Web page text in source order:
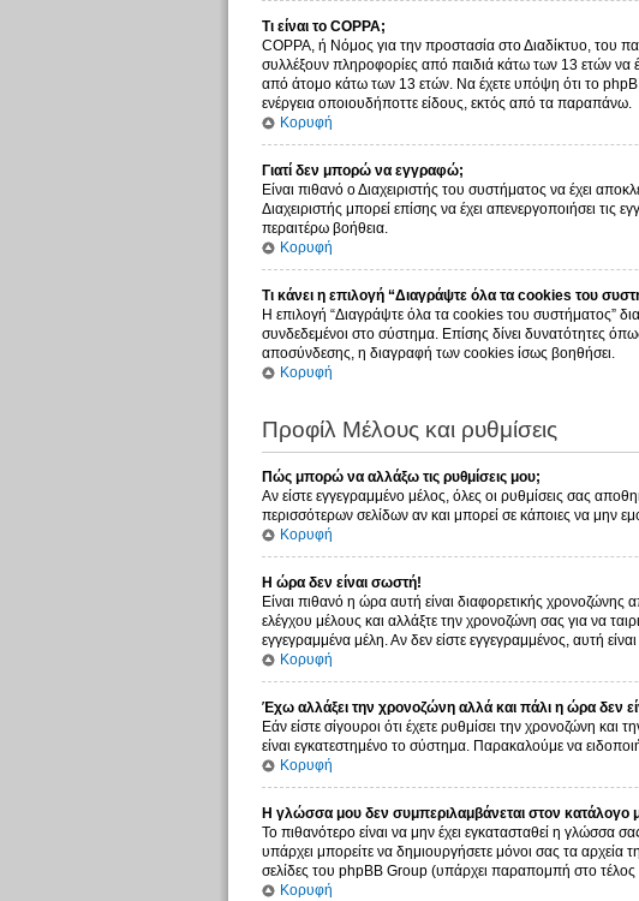
Τι είναι το COPPA;
COPPA, ή Νόμος για την προστασία στο Διαδίκτυο, του
συλλέξουν πληροφορίες από παιδιά κάτω των 13 ετών να
από άτομο κάτω των 13 ετών. Να έχετε υπόψη ότι το
ενέργεια οποιουδήποττε είδους, εκτός από τα παραπάνω.
Κορυφή
Γιατί δεν μπορώ να εγγραφώ;
Είναι πιθανό ο Διαχειριστής του συστήματος να έχει
Διαχειριστής μπορεί επίσης να έχει απενεργοποιήσει
περαιτέρω βοήθεια.
Κορυφή
Τι κάνει η επιλογή “Διαγράψτε όλα τα cookies του
Η επιλογή “Διαγράψτε όλα τα cookies του συστήματος”
συνδεδεμένοι στο σύστημα. Επίσης δίνει δυνατότητες
αποσύνδεσης, η διαγραφή των cookies ίσως βοηθήσει.
Κορυφή
Προφίλ Μέλους και ρυθμίσεις
Πώς μπορώ να αλλάξω τις ρυθμίσεις μου;
Αν είστε εγγεγραμμένο μέλος, όλες οι ρυθμίσεις σας
περισσότερων σελίδων αν και μπορεί σε κάποιες να μην
Κορυφή
Η ώρα δεν είναι σωστή!
Είναι πιθανό η ώρα αυτή είναι διαφορετικής χρονοζώνης
ελέγχου μέλους και αλλάξτε την χρονοζώνη σας για να
εγγεγραμμένα μέλη. Αν δεν είστε εγγεγραμμένος, αυτή
Κορυφή
Έχω αλλάξει την χρονοζώνη αλλά και πάλι η ώρα δεν
Εάν είστε σίγουροι ότι έχετε ρυθμίσει την χρονοζώνη
είναι εγκατεστημένο το σύστημα. Παρακαλούμε να
Κορυφή
Η γλώσσα μου δεν συμπεριλαμβάνεται στον κατάλογο
Το πιθανότερο είναι να μην έχει εγκατασταθεί η γλώσσα
υπάρχει μπορείτε να δημιουργήσετε μόνοι σας τα αρχεία
σελίδες του phpBB Group (υπάρχει παραπομπή στο τέλος
Κορυφή